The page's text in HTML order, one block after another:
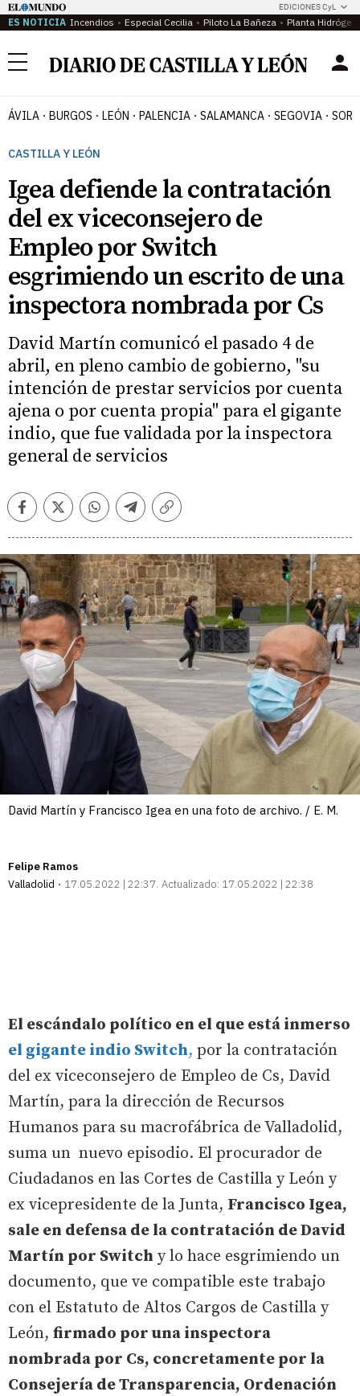
EDICIONES CyL
ES NOTICIA Incendios Especial Cecilia Piloto La Bañeza Planta
Menú
ÁVILA BURGOS LEÓN PALENCIA SALAMANCA SEGOVIA
CASTILLA Y LEÓN
Igea defiende la contratación
del ex viceconsejero de
Empleo por Switch
esgrimiendo un escrito de una
inspectora nombrada por Cs
David Martín comunicó el pasado 4 de
abril, en pleno cambio de gobierno, "su
intención de prestar servicios por cuenta
ajena o por cuenta propia" para el gigante
indio, que fue validada por la inspectora
general de servicios
FacebookTwitterWhatsappTelegramCopiar
David Martín y Francisco Igea en una foto de archivo. / E. M.
Felipe Ramos
Valladolid
17.05.2022 | 22:37 Actualizado: 17.05.2022 | 22:38
El escándalo político en el que está inmerso
el gigante indio Switch, por la contratación
del ex viceconsejero de Empleo de Cs, David
Martín, para la dirección de Recursos
Humanos para su macrofábrica de Valladolid,
suma un nuevo episodio. El procurador de
Ciudadanos en las Cortes de Castilla y León y
ex vicepresidente de la Junta, Francisco Igea,
sale en defensa de la contratación de David
Martín por Switch y lo hace esgrimiendo un
documento, que ve compatible este trabajo
con el Estatuto de Altos Cargos de Castilla y
León, firmado por una inspectora
nombrada por Cs, concretamente por la
Consejería de Transparencia, Ordenación